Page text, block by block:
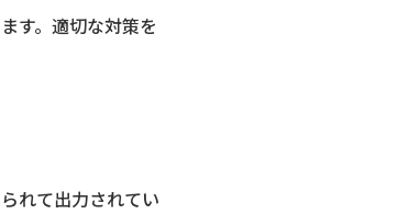
す。適切な対策を
れて出力されてい